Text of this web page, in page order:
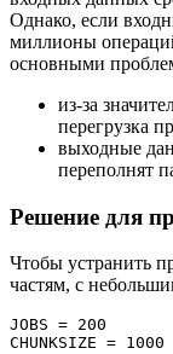
Однако, если
миллионы
основными
из-за
перегрузка
выходные
переполнят
Решение для
Чтобы устранить
частям, с
JOBS = 200
CHUNKSIZE = 1000